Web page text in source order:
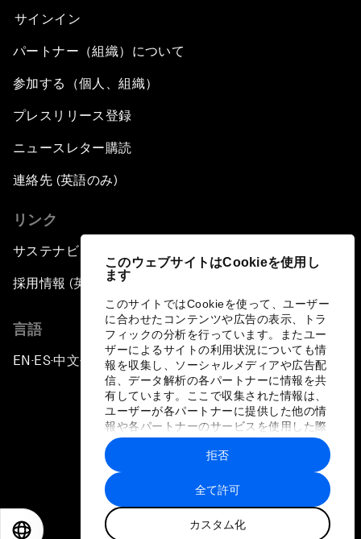
このウェブサイトはCookieを使用し
ます
このサイトではCookieを使って、ユーザー
に合わせたコンテンツや広告の表示、トラ
フィックの分析を行っています。またユー
ザーによるサイトの利用状況についても情
報を収集し、ソーシャルメディアや広告配
信、データ解析の各パートナーに情報を共
有しています。ここで収集された情報は、
ユーザーが各パートナーに提供した他の情
報や各パートナーのサービスを使用した際
に収集された情報と組み合わされ、各パー
トナーによって使用されることがありま
す。
全て許可
カスタム化
拒否
サインイン
パートナー（組織）について
参加する（個人、組織）
プレスリリース登録
ニュースレター購読
連絡先 (英語のみ)
リンク
サステナビリティへの取り組み
採用情報 (英語のみ)
言語
EN ▪ ES▪中文▪ 日本語
プライバシーポリシーと利用規約
サイトマップ
©
世界経済フォーラム